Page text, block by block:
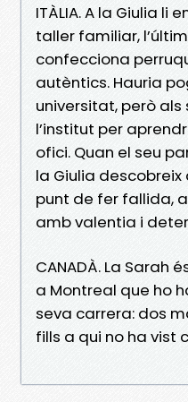
ITÀLIA. A la Giulia li
taller familiar,
confecciona
autèntics. Hauria
universitat, però
l’institut per
ofici. Quan el seu
la Giulia
punt de fer fallida,
amb valentia i
CANADÀ. La Sarah
a Montreal que ho
seva carrera: dos
fills a qui no ha vist